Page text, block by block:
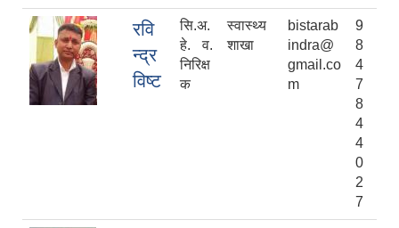
रवि
न्द्र
विष्ट
सि.अ.
हे. व.
निरिक्ष
क
स्वास्थ्य
शाखा
bistarab
indra@
gmail.co
m
9
8
4
7
8
4
4
0
2
7